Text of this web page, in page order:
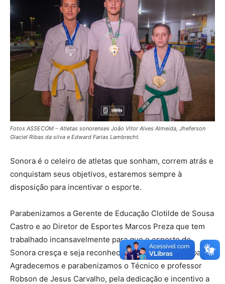
Fotos ASSECOM – Atletas sonorenses João Vitor Alves Almeida, Jheferson
Glaciel Ribas da silva e Edward Farias Lambrecht.
Sonora é o celeiro de atletas que sonham, correm atrás e
conquistam seus objetivos, estaremos sempre à
disposição para incentivar o esporte.
Parabenizamos a Gerente de Educação Clotilde de Sousa
Castro e ao Diretor de Esportes Marcos Preza que tem
trabalhado incansavelmente para que o esporte de
Sonora cresça e seja reconhecido dentro e fora do país.
Agradecemos e parabenizamos o Técnico e professor
Robson de Jesus Carvalho, pela dedicação e incentivo a